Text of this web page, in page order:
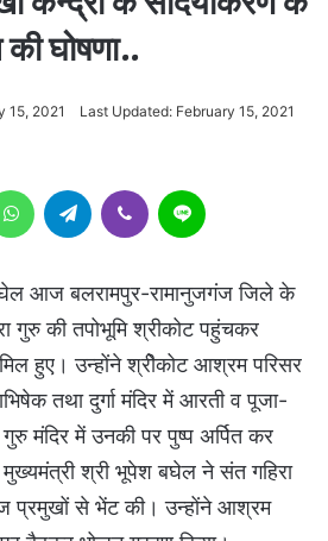
घोषणा..
15, 2021 Last Updated: February 15, 2021
WhatsAppTelegram Viber
आज बलरामपुर-रामानुजगंज जिले के
गुरु की तपोभूमि श्रीकोट पहुंचकर
हुए। उन्होंने श्रीेकोट आश्रम परिसर
तथा दुर्गा मंदिर में आरती व पूजा-
गुरु मंदिर में उनकी पर पुष्प अर्पित कर
श्री भूपेश बघेल ने संत गहिरा
प्रमुखों से भेंट की। उन्होंने आश्रम